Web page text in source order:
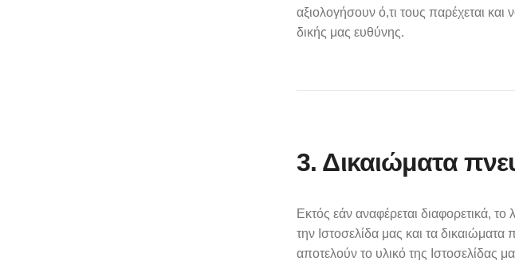
αξιολογήσουν ό,τι τους παρέχεται
δικής μας ευθύνης.
3. Δικαιώματα
Εκτός εάν αναφέρεται διαφορετικά, το
την Ιστοσελίδα μας και τα
αποτελούν το υλικό της Ιστοσελίδας